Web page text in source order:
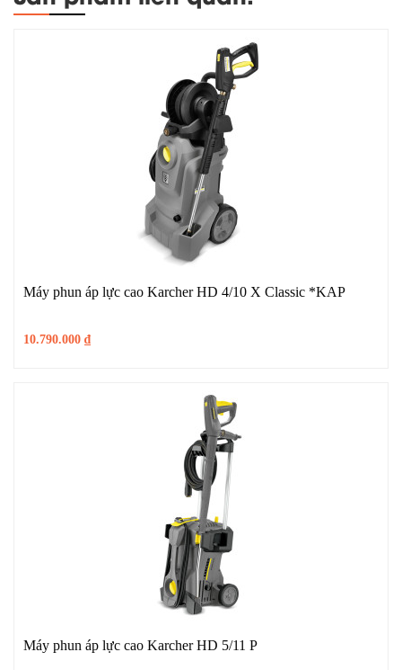
Máy phun áp lực cao Karcher HD 4/10 X Classic *KAP
10.790.000 ₫
Máy phun áp lực cao Karcher HD 5/11 P